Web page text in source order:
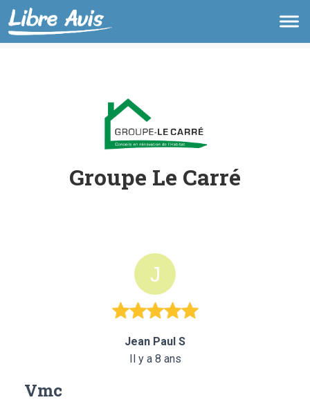
Groupe Le Carré
Jean Paul S
Il y a 8 ans
Vmc